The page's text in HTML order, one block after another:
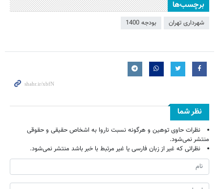
برچسب‌ها
شهرداری تهران بودجه 1400
نظر شما
نظرات حاوی توهین و هرگونه نسبت ناروا به اشخاص حقیقی و حقوقی
منتشر نمی‌شود.
نظراتی که غیر از زبان فارسی یا غیر مرتبط با خبر باشد منتشر نمی‌شود.